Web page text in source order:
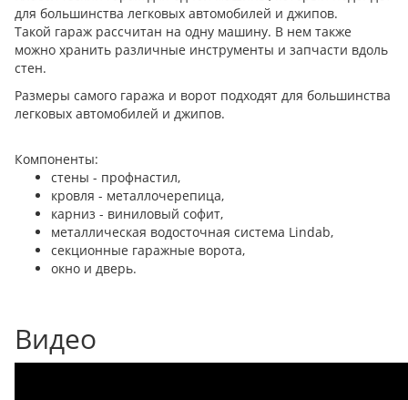
для большинства легковых автомобилей и джипов.
Такой гараж рассчитан на одну машину. В нем также
можно хранить различные инструменты и запчасти вдоль
стен.
Размеры самого гаража и ворот подходят для большинства
легковых автомобилей и джипов.
Компоненты:
стены - профнастил,
кровля - металлочерепица,
карниз - виниловый софит,
металлическая водосточная система Lindab,
секционные гаражные ворота,
окно и дверь.
Видео